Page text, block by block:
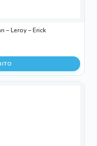
– Leroy – Erick